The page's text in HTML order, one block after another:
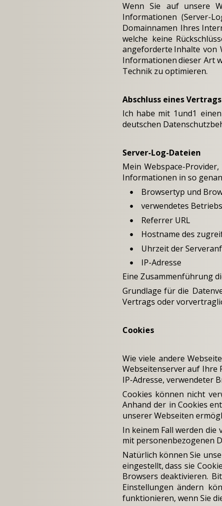
Wenn Sie auf unsere
Informationen (Server-
Domainnamen Ihres
welche keine
angeforderte Inhalte von
Informationendieser Art
Technik zu optimieren.
Abschluss eines
Ich habe mit 1und1 einen
deutschen
Server-Log-Dateien
Mein Webspace-Provider,
Informationen in so
• Browsertyp und
• verwendetes
• Referrer URL
• Hostname des
• Uhrzeit der
•
IP-Adresse
Eine Zusammenführung
Grundlage für die
Vertrags oder
Cookies
Wie viele andere
Webseitenserverauf Ihre
IP-Adresse, verwendeter
Cookies können nicht
Anhand der in Cookies
unserer Webseiten
In keinem Fall werden die
mit personenbezogenen
Natürlich können Sie
eingestellt,dass sie
Browsers deaktivieren.
Einstellungen ändern
funktionieren, wenn Sie